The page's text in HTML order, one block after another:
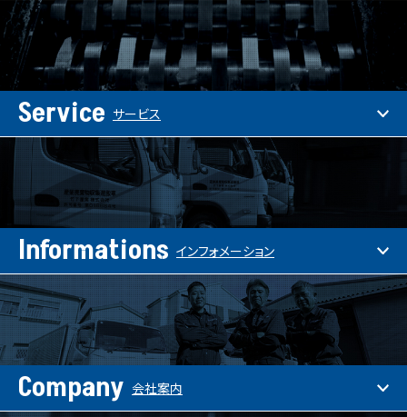
Service サービス
Informations インフォメーション
Company 会社案内